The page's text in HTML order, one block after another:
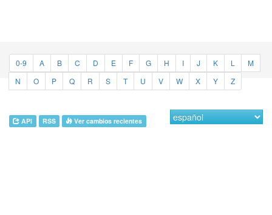
0-9 A B C D E F G H I J K L
M
N
O P Q R S T U V W X Y Z
API RSS Ver cambios recientes